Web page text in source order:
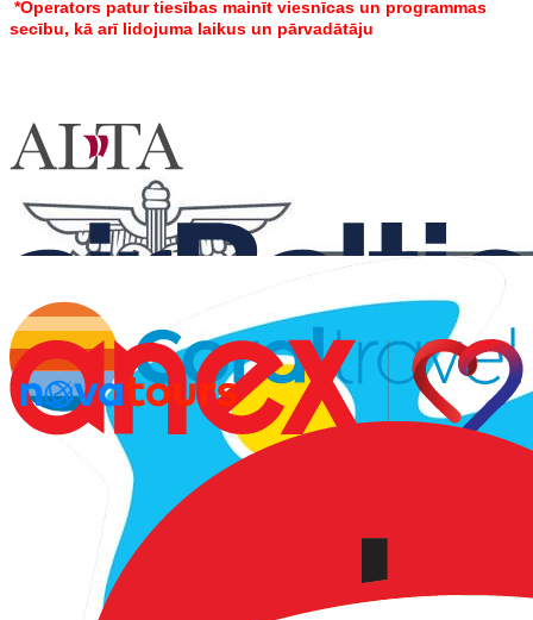
*Operators patur tiesības mainīt viesnīcas un programmas
secību, kā arī lidojuma laikus un pārvadātāju